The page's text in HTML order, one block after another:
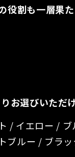
役割も一層果た
お選びいただ
/ イエロー /
ブルー / ブラ